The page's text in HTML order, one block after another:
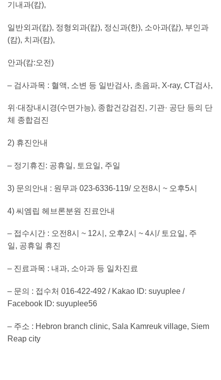
기내과(캄),
일반외과(캄), 정형외과(캄), 정신과(한), 소아과(캄), 부인과
(캄), 치과(캄),
안과(캄:오전)
– 검사과목 : 혈액, 소변 등 일반검사, 초음파, X-ray, CT검사,
위 ·대장내시경(수면가능), 종합건강검진 , 기관· 공단 등의 단
체 종합검진
2) 휴진안내
– 정기휴진 : 공휴일, 토요일, 주일
3) 문의안내 : 원무과 023-6336-119/ 오전8시 ~ 오후5시
4) 씨엠립 헤브론분원 진료안내
– 접수시간 : 오전8시 ~ 12시 , 오후2시 ~ 4시 / 토요일, 주
일, 공휴일 휴진
– 진료과목 : 내과, 소아과 등 일차진료
– 문의 : 접수처 016-422-492 / Kakao ID: suyuplee /
Facebook ID: suyuplee56
– 주소 : Hebron branch clinic, Sala Kamreuk village, Siem
Reap city